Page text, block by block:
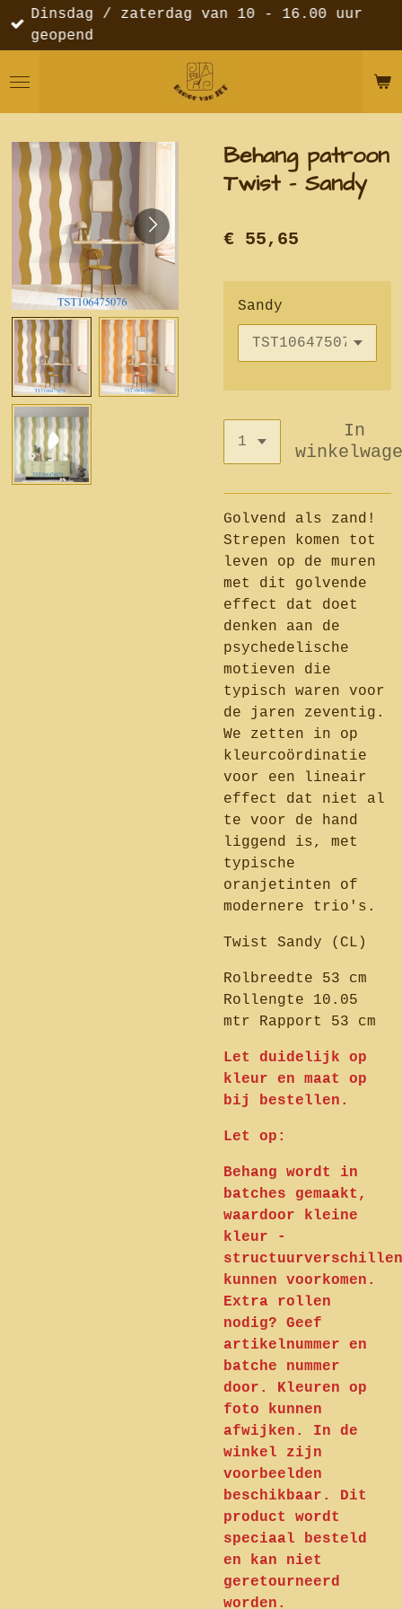
Ga
direct
de
Dinsdag / zaterdag van 10 - 16.00 uur
geopend
Behang patroon
Twist - Sandy
€ 55,65
Sandy
In
Golvend als zand!
Strepen komen tot
leven op de muren
met dit golvende
effect dat doet
denken aan de
psychedelische
motieven die
typisch waren voor
de jaren zeventig.
We zetten in op
kleurcoördinatie
voor een lineair
effect dat niet al
te voor de hand
liggend is, met
typische
oranjetinten of
modernere trio's.
Twist Sandy (CL)
Rolbreedte 53 cm
Rollengte 10.05
mtr Rapport 53 cm
Let duidelijk op
kleur en maat op
bij bestellen.
Let op:
Behang wordt in
batches gemaakt,
waardoor kleine
kleur -
structuurverschillen
kunnen voorkomen.
Extra rollen
nodig? Geef
artikelnummer en
batche nummer
door. Kleuren op
foto kunnen
afwijken. In de
winkel zijn
voorbeelden
beschikbaar. Dit
product wordt
speciaal besteld
en kan niet
geretourneerd
worden.